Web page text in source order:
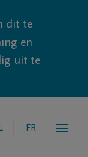
dit te
en
uit te
FR